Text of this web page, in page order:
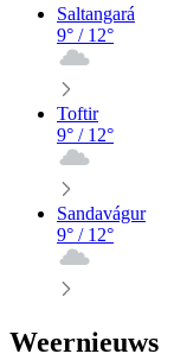
Saltangará
9° / 12°
Toftir
9° / 12°
Sandavágur
9° / 12°
Weernieuws